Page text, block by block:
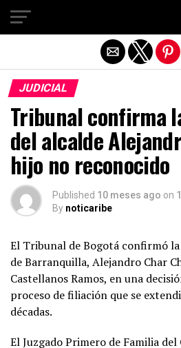
JUDICIAL
Tribunal confirma
del alcalde
hijo no reconocido
Published 10 meses ago on
By noticaribe
El Tribunal de Bogotá confirmó
de Barranquilla, Alejandro Char
Castellanos Ramos, en una
proceso de filiación que se
décadas.
El Juzgado Primero de Familia